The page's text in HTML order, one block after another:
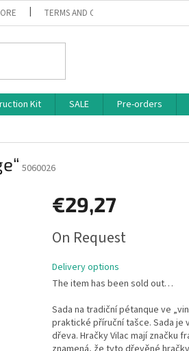
TERMS AND CONDITIONS
Kit SALE Pre-orders
5060026
€29,27
price:
On Request
Delivery options
The item has been sold out…
Sada na tradiční pétanque ve
praktické příruční tašce. Sada je
dřeva. Hračky Vilac mají značku